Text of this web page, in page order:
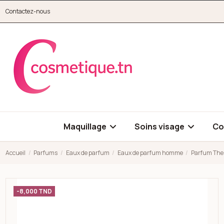
Contactez-nous
Maquillage Soins visage
Accueil Parfums Eaux de parfum Eaux de parfum homme Parfum
-8,000 TND
Open high resolution image of Parfum The Essentials Master